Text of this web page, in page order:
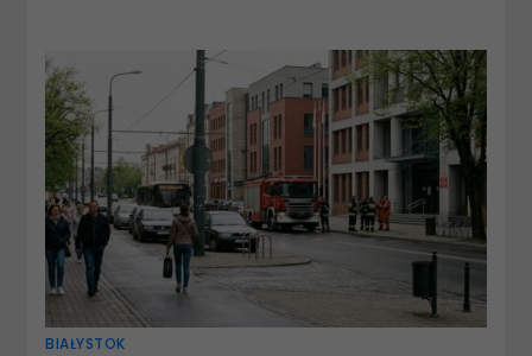
BIAŁYSTOK